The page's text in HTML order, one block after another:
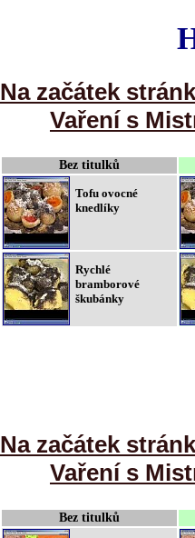
Na začátek
Vaření s
Bez titulků
Tofu ovocné
knedlíky
Rychlé
bramborové
škubánky
Na začátek
Vaření s
Bez titulků